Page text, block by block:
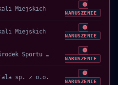
Miejskich
🔴
NARUSZENIE
Miejskich
🔴
NARUSZENIE
Miejski Ośrodek Sportu i Rekreacji w Łodzi
🔴
NARUSZENIE
sp. z o.o.
🔴
NARUSZENIE